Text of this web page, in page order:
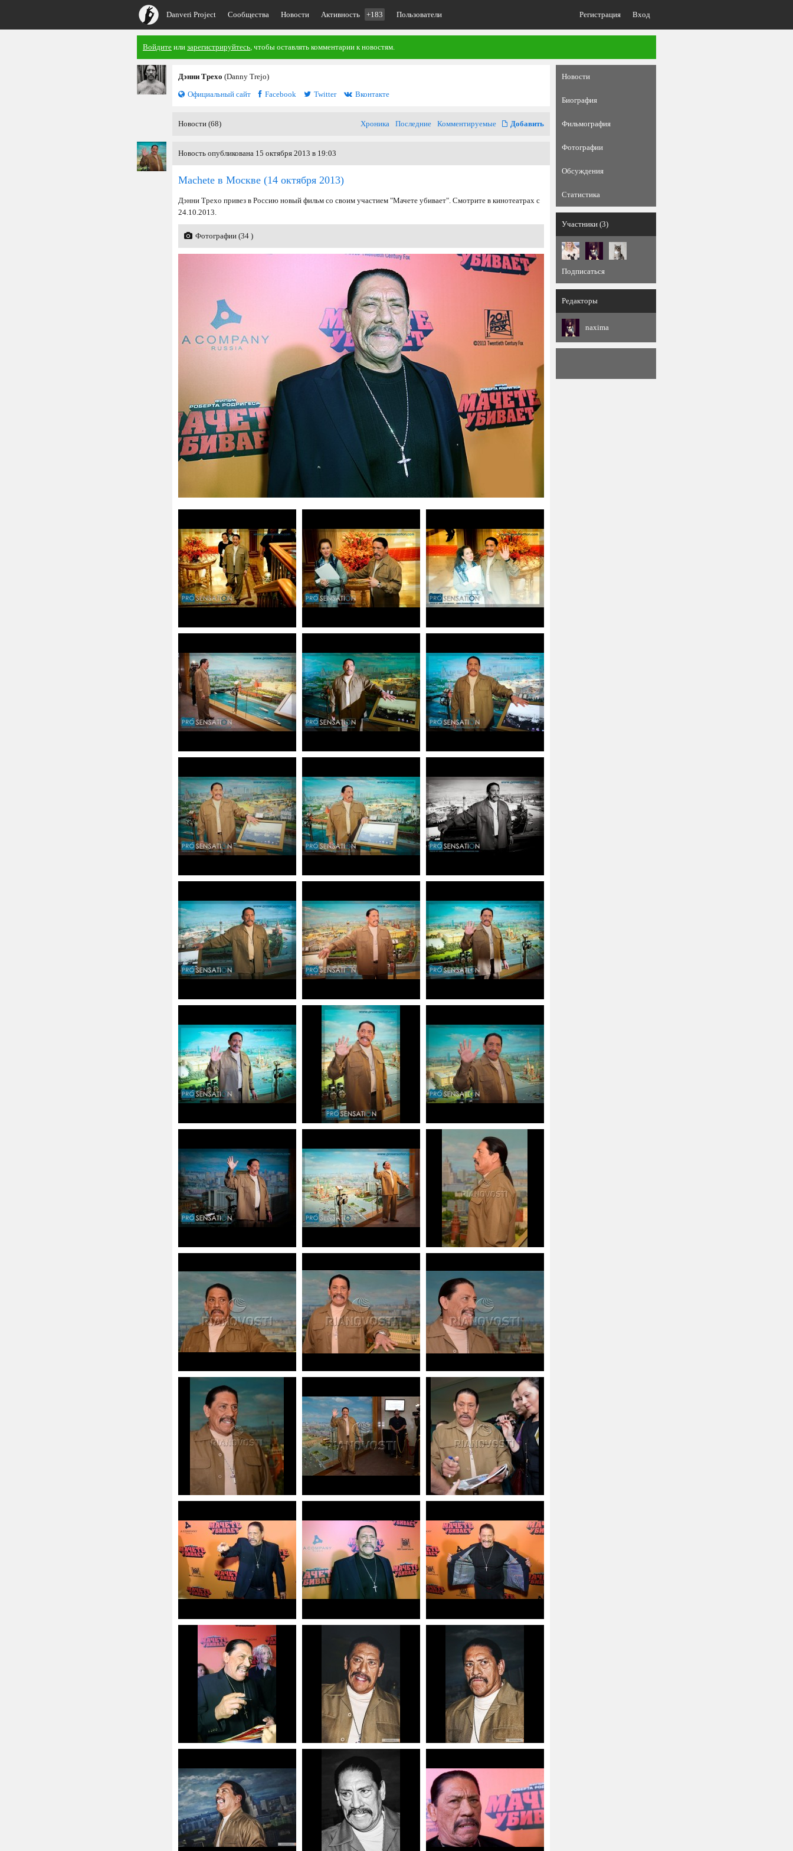
Danveri Project Сообщества Новости Активность +183 Пользователи Регистрация Вход
Войдите или зарегистрируйтесь, чтобы оставлять комментарии к новостям.
Дэнни Трехо (Danny Trejo)
Официальный сайт
Facebook Twitter Вконтакте
Новости (68) Хроника Последние Комментируемые Добавить
Новость опубликована 15 октября 2013 в 19:03
Machete в Москве (14 октября 2013)
Дэнни Трехо привез в Россию новый фильм со своим участием "Мачете убивает". Смотрите в кинотеатрах с
24.10.2013.
Фотографии (34 )
Новости
Биография
Фильмография
Фотографии
Обсуждения
Статистика
Участники (3)
Подписаться
Редакторы
naxima